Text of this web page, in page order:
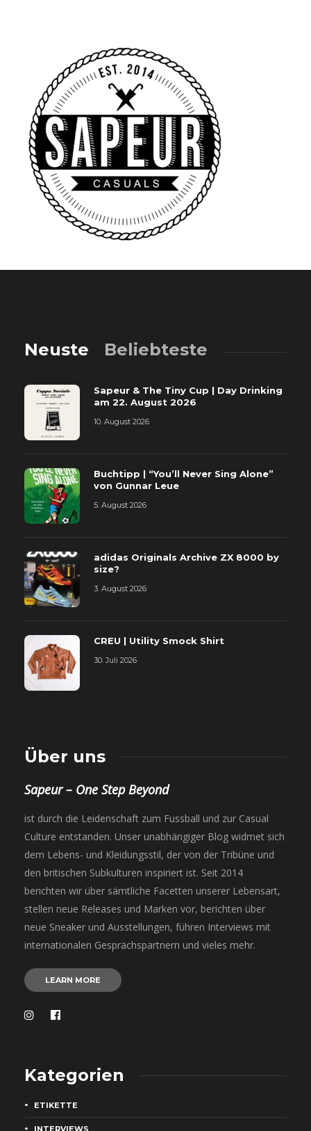
Neuste Beliebteste
Sapeur & The Tiny Cup | Day Drinking
am 22. August 2026
10. August 2026
Buchtipp | “You’ll Never Sing Alone”
von Gunnar Leue
5. August 2026
adidas Originals Archive ZX 8000 by
size?
3. August 2026
CREU | Utility Smock Shirt
30. Juli 2026
Über uns
Sapeur – One Step Beyond
ist durch die Leidenschaft zum Fussball und zur Casual
Culture entstanden. Unser unabhängiger Blog widmet sich
dem Lebens- und Kleidungsstil, der von der Tribüne und
den britischen Subkulturen inspiriert ist. Seit 2014
berichten wir über sämtliche Facetten unserer Lebensart,
stellen neue Releases und Marken vor, berichten über
neue Sneaker und Ausstellungen, führen Interviews mit
internationalen Gesprächspartnern und vieles mehr.
LEARN MORE
Kategorien
ETIKETTE